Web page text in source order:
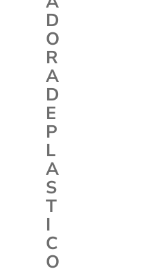
D
O
R
A
D
E
P
L
A
S
T
I
C
O